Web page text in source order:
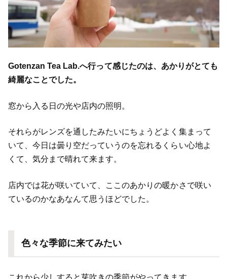
Gotenzan Tea Lab.へ行って感じたのは、あかりがとても
綺麗なことでした。
窓から入る日の光や店内の照明。
それらがレンズを通したみたいにちょうどよく集まって
いて、今日は曇り空だっていうのを忘れるくらい心地よ
くて、気分まで晴れて来ます。
店内では花が咲いていて、ここのあかりの暖かさで咲い
ているのかなあなんて思うほどでした。
色々な季節に来てみたい
これから少しすると芽吹きの季節がやってきます。